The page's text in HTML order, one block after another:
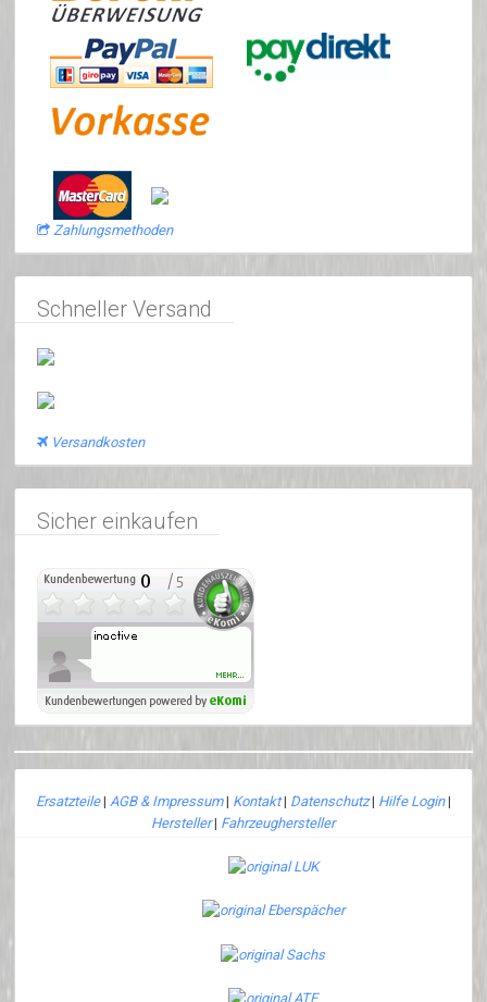
Zahlungsmethoden
Schneller Versand
Versandkosten
Sicher einkaufen
Ersatzteile| AGB & Impressum| Kontakt| Datenschutz| Hilfe Login|
Hersteller| Fahrzeughersteller